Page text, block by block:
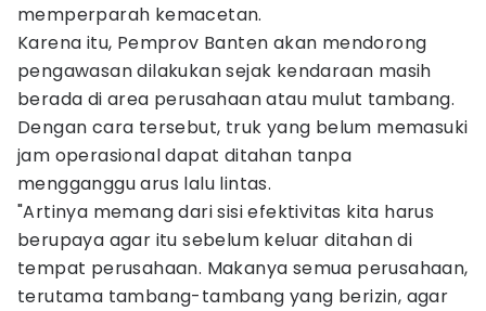
memperparah kemacetan.
Karena itu, Pemprov Banten akan mendorong
pengawasan dilakukan sejak kendaraan masih
berada di area perusahaan atau mulut tambang.
Dengan cara tersebut, truk yang belum memasuki
jam operasional dapat ditahan tanpa
mengganggu arus lalu lintas.
"Artinya memang dari sisi efektivitas kita harus
berupaya agar itu sebelum keluar ditahan di
tempat perusahaan. Makanya semua perusahaan,
terutama tambang-tambang yang berizin, agar